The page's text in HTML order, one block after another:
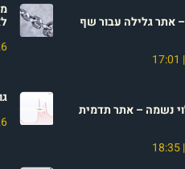
Simo Meats – אתר גלילה עבור שף
נשמה – אתר תדמית